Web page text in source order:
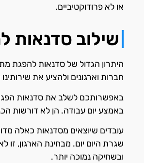
או לא פרודוקטיביים.
שילוב סדנאות
היתרון הגדול של סדנאות להפגת
חברות וארגונים ולהציע את
באפשרותכם לשלב את סדנאות הפגת
באמצע יום עבודה. הן לא דורשות
עובדים שיוצאים מסדנאות כאלה
שגרת היום יום. מבחינת הארגון,
ובשחיקה נמוכה יותר.